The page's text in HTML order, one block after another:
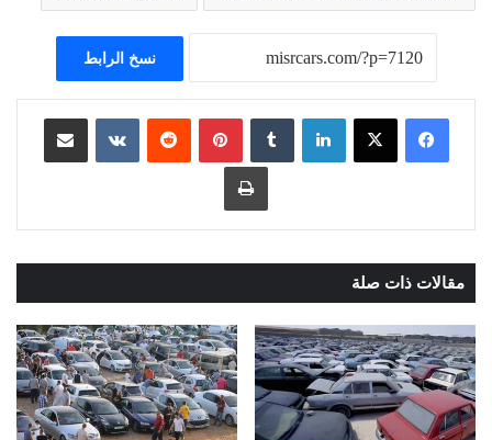
نسخ الرابط
لينكدإن ‏Tumblr بينتيريست
‏Reddit
‏VKontakte مشاركة عبر البريد
طباعة
مقالات ذات صلة